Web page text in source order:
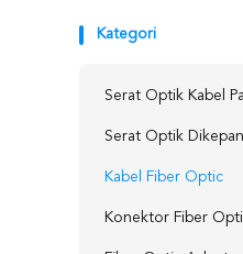
Kategori
Serat Optik Kabel
Serat Optik
Kabel Fiber Optic
Konektor Fiber